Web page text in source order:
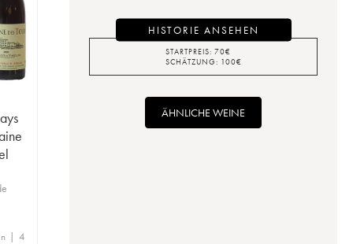
| 4
HISTORIE ANSEHEN
STARTPREIS: 70€
SCHÄTZUNG: 100€
ÄHNLICHE WEINE